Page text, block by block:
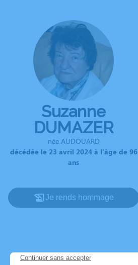
Suzanne
DUMAZER
née AUDOUARD
décédée le 23 avril 2024 à l'âge de 96
ans
Je rends hommage